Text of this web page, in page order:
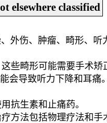
elsewhere classified
外伤、肿瘤、畸形、
些畸形可能需要手术矫
会导致听力下降和耳
抗生素和止痛药。
方法包括物理疗法和手